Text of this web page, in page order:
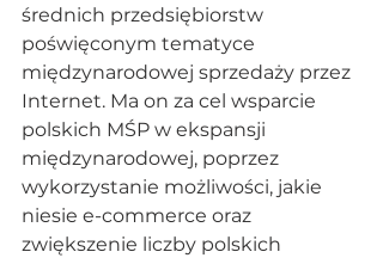
średnich przedsiębiorstw
poświęconym tematyce
międzynarodowej sprzedaży przez
Internet. Ma on za cel wsparcie
polskich MŚP w ekspansji
międzynarodowej, poprzez
wykorzystanie możliwości, jakie
niesie e-commerce oraz
zwiększenie liczby polskich